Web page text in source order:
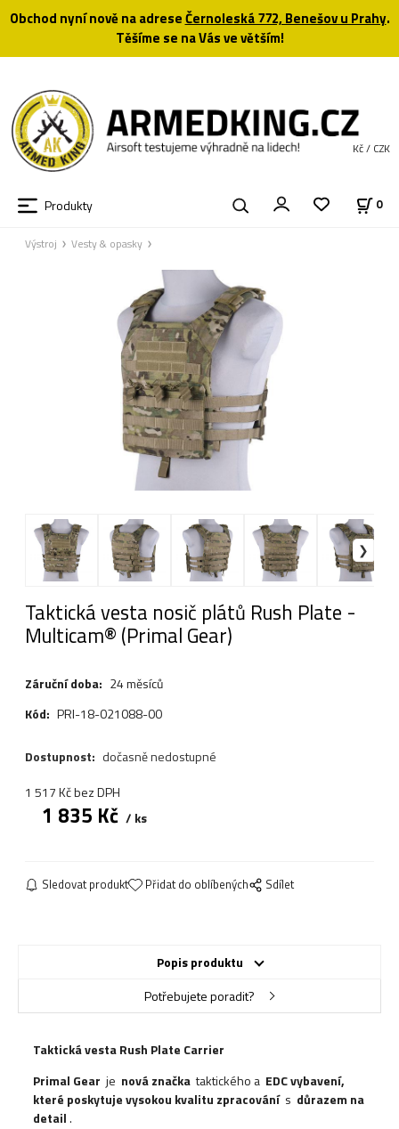
Obchod nyní nově na adreseČernoleská 772, Benešov u Prahy.
Těšíme se na Vás ve větším!
Produkty 0
Kč / CZK
Výstroj Vesty & opasky
Taktická vesta nosič plátů Rush Plate -
Multicam® (Primal Gear)
Záruční doba: 24 měsíců
Kód: PRI-18-021088-00
Dostupnost: dočasně nedostupné
1 517Kčbez DPH
1 835 Kč ks
Sledovat produkt Přidat do oblíbených Sdílet
Popis produktu
Potřebujete poradit?
Taktická vesta Rush Plate Carrier
Primal Gear je nová značka taktického a EDC vybavení,
které poskytuje vysokou kvalitu zpracování s důrazem na
detail.